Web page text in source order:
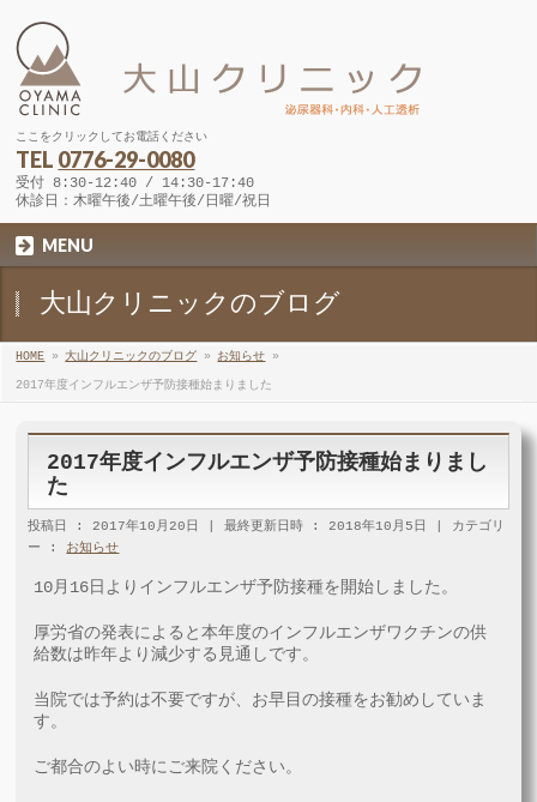
ここをクリックしてお電話ください
TEL 0776-29-0080
受付 8:30-12:40 / 14:30-17:40
休診日：木曜午後/土曜午後/日曜/祝日
MENU
大山クリニックのブログ
HOME » 大山クリニックのブログ » お知らせ »
2017年度インフルエンザ予防接種始まりました
2017年度インフルエンザ予防接種始まりまし
た
投稿日 : 2017年10月20日 最終更新日時 : 2018年10月5日
カテゴリ
ー : お知らせ
10月16日よりインフルエンザ​予防接種を開始しました。
厚労省の発表によると本年度のインフルエンザワクチンの供
給数は昨年より減少する見通しです。
当院では予約は不要ですが、お早目の接種をお勧めしていま
す。
ご都合のよい時にご来院ください。